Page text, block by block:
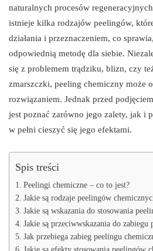
naturalnych procesów
istnieje kilka rodzajów peelingów,
działania i przeznaczeniem, co
odpowiednią metodę dla siebie.
się z problemem trądziku, blizn, czy
zmarszczki, peeling chemiczny może
rozwiązaniem. Jednak przed
jest poznać zarówno jego zalety, jak i
w pełni cieszyć się jego efektami.
Spis treści
Peelingi chemiczne – co to jest?
Jakie są rodzaje peelingów
Jakie są wskazania do stosowania
Jakie są przeciwwskazania do zabiegu
Jak przebiega zabieg peelingu